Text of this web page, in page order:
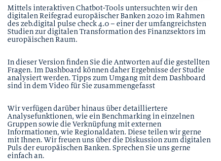
Mittels interaktiven Chatbot-Tools untersuchten wir den
digitalen Reifegrad europäischer Banken 2020 im Rahmen
des zeb.digital pulse check 4.0 – einer der umfangreichsten
Studien zur digitalen Transformation des Finanzsektors im
europäischen Raum.
In dieser Version finden Sie die Antworten auf die gestellten
Fragen. Im Dashboard können daher Ergebnisse der Studie
analysiert werden. Tipps zum Umgang mit dem Dashboard
sind in dem Video für Sie zusammengefasst
Wir verfügen darüber hinaus über detailliertere
Analysefunktionen, wie ein Benchmarking in einzelnen
Gruppen sowie die Verknüpfung mit externen
Informationen, wie Regionaldaten. Diese teilen wir gerne
mit Ihnen. Wir freuen uns über die Diskussion zum digitalen
Puls der europäischen Banken. Sprechen Sie uns gerne
einfach an.